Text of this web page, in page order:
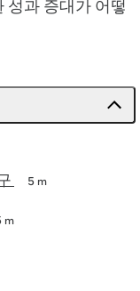
성과 증대가 어떻
5 m
m